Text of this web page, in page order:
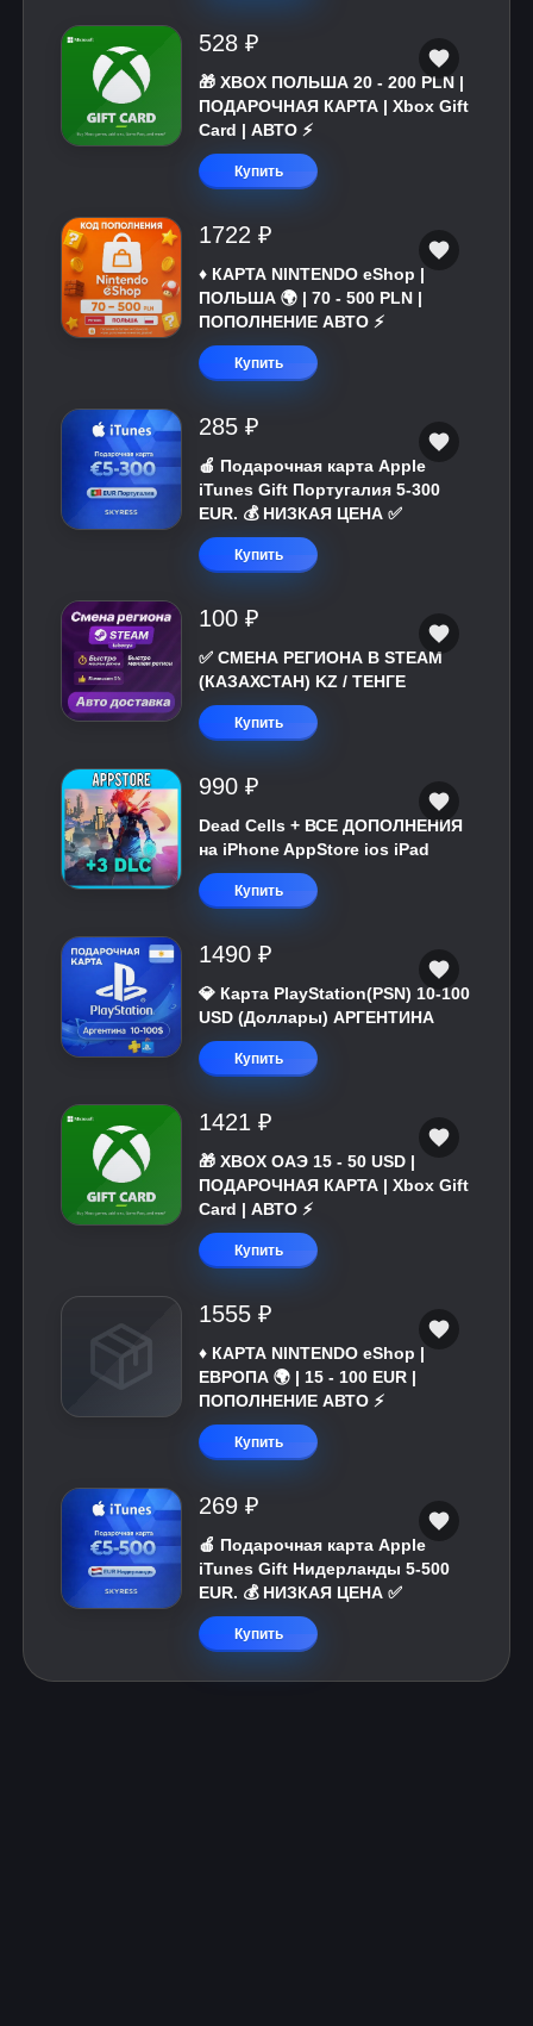
528 ₽
🎁 XBOX ПОЛЬША 20 - 200 PLN |
ПОДАРОЧНАЯ КАРТА | Xbox Gift
Card | АВТО ⚡
Купить
1722 ₽
♦️ КАРТА NINTENDO eShop |
ПОЛЬША 🌍 | 70 - 500 PLN |
ПОПОЛНЕНИЕ АВТО ⚡
Купить
285 ₽
🍎 Подарочная карта Apple
iTunes Gift Португалия 5-300
EUR. 💰 НИЗКАЯ ЦЕНА ✅
Купить
100 ₽
✅ СМЕНА РЕГИОНА В STEAM
(КАЗАХСТАН) KZ / ТЕНГЕ
Купить
990 ₽
Dead Cells + ВСЕ ДОПОЛНЕНИЯ
на iPhone AppStore ios iPad
Купить
1490 ₽
💎 Карта PlayStation(PSN) 10-100
USD (Доллары) АРГЕНТИНА
Купить
1421 ₽
🎁 XBOX ОАЭ 15 - 50 USD |
ПОДАРОЧНАЯ КАРТА | Xbox Gift
Card | АВТО ⚡
Купить
1555 ₽
♦️ КАРТА NINTENDO eShop |
ЕВРОПА 🌍 | 15 - 100 EUR |
ПОПОЛНЕНИЕ АВТО ⚡
Купить
269 ₽
🍎 Подарочная карта Apple
iTunes Gift Нидерланды 5-500
EUR. 💰 НИЗКАЯ ЦЕНА ✅
Купить